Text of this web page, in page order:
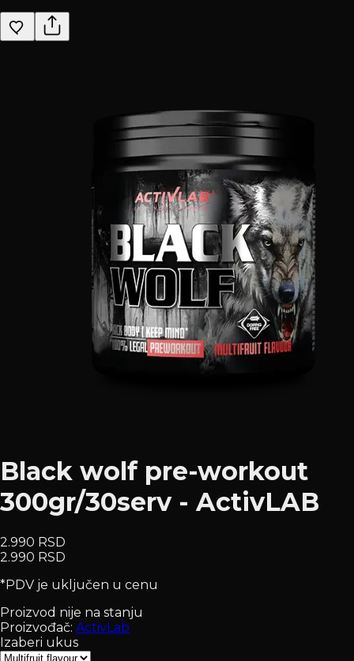
Black wolf pre-workout
300gr/30serv - ActivLAB
2.990 RSD
2.990 RSD
*PDV je uključen u cenu
Proizvod nije na stanju
Proizvođač: ActivLab
Izaberi ukus